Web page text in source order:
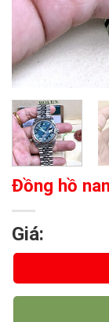
Đồng hồ
Giá: